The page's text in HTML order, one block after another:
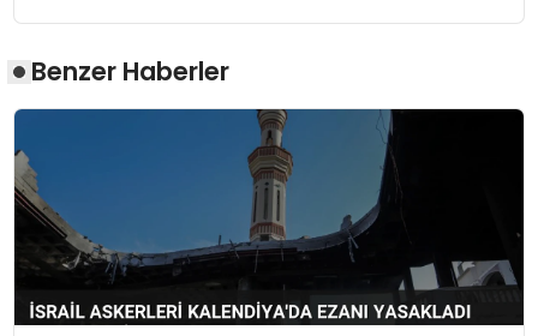
Benzer Haberler